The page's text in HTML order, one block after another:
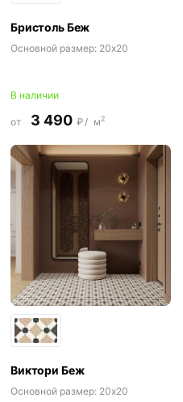
Бристоль Беж
Основной размер: 20x20
В наличии
от 3 490 ₽/ м2
Виктори Беж
Основной размер: 20x20